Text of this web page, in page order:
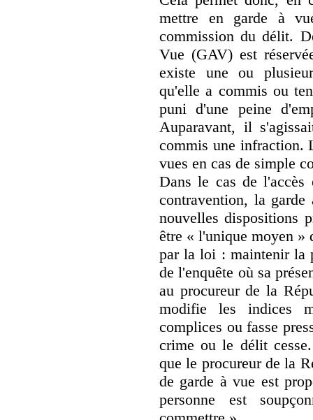
mettre en garde à
commission du délit.
Vue (GAV) est
existe une ou
qu'elle a commis ou
puni d'une peine
Auparavant, il
commis une infraction.
vues en cas de simple
Dans le cas de
contravention, la
nouvelles dispositions
être « l'unique moyen »
par la loi : maintenir la
de l'enquête où sa
au procureur de la
modifie les indices
complices ou fasse
crime ou le délit
que le procureur de la
de garde à vue est
personne est